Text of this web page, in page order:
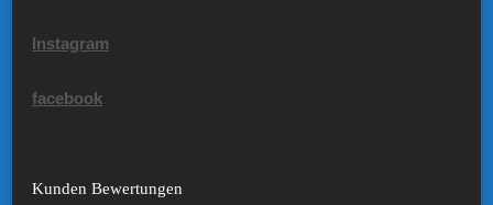
Instagram
facebook
Kunden Bewertungen